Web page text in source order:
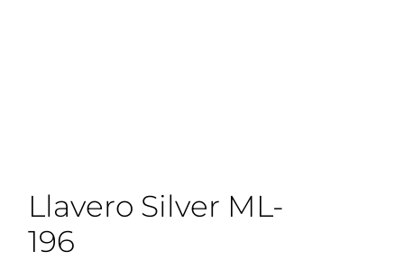
Llavero Silver ML-
196